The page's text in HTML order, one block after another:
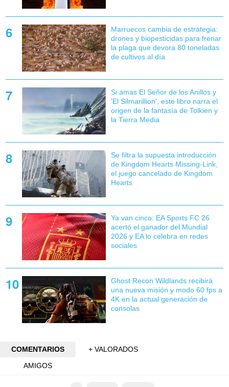
Marruecos cambia de estrategia:
drones y biopesticidas para frenar
la plaga que devora 80 toneladas
de cultivos al día
Si amas El Señor de los Anillos y
'El Silmarillion', este libro narra el
origen de la fantasía de Tolkien y
la Tierra Media
Se filtra la supuesta introducción
de Kingdom Hearts Missing-Link,
el juego cancelado de Kingdom
Hearts
Ya van cinco: EA Sports FC 26
acertó el ganador del Mundial
2026 y EA lo celebra en redes
sociales
Ghost Recon Wildlands recibirá
una nueva misión y modo 60 fps a
4K en la actual generación de
consolas
COMENTARIOS
+ VALORADOS
AMIGOS